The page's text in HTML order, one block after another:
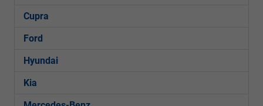
Cupra
Ford
Hyundai
Kia